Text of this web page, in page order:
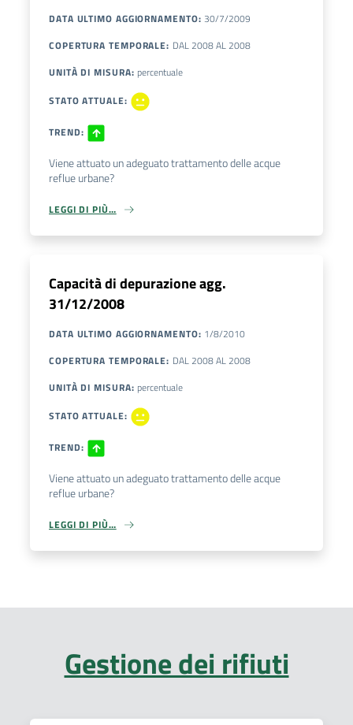
DATA ULTIMO AGGIORNAMENTO: 30/7/2009
COPERTURA TEMPORALE: DAL 2008AL 2008
UNITÀ DI MISURA: percentuale
STATO ATTUALE:
TREND:
Viene attuato un adeguato trattamento delle acque
reflue urbane?
LEGGI DI PIÙ…
Capacità di depurazione agg.
31/12/2008
DATA ULTIMO AGGIORNAMENTO: 1/8/2010
COPERTURA TEMPORALE: DAL 2008AL 2008
UNITÀ DI MISURA: percentuale
STATO ATTUALE:
TREND:
Viene attuato un adeguato trattamento delle acque
reflue urbane?
LEGGI DI PIÙ…
Gestione dei rifiuti